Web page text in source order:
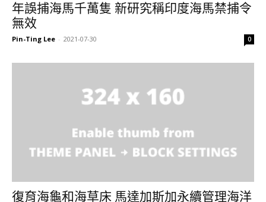
年誤捕海馬千萬隻 新研究稱印度海馬禁捕令
無效
Pin-Ting Lee - 2021-07-30 0
復育海龜和海草床 馬達加斯加永續管理海洋